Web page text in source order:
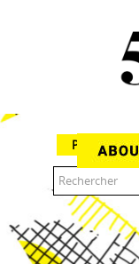
Parcourir